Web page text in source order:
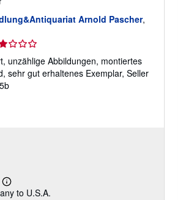
Arnold Pascher,
unzählige Abbildungen, montiertes
sehr gut erhaltenes Exemplar, Seller
Learn
moreto U.S.A.